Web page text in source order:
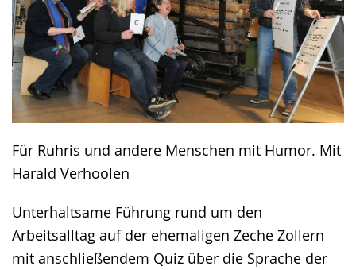
Für Ruhris und andere Menschen mit Humor. Mit
Harald Verhoolen
Unterhaltsame Führung rund um den
Arbeitsalltag auf der ehemaligen Zeche Zollern
mit anschließendem Quiz über die Sprache der